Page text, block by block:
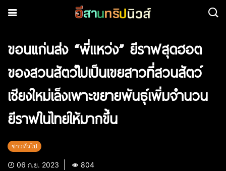
ขอนแก่นส่ง “พี่แหว่ง” ยีราฟสุดฮอต
ของสวนสัตวํไปเป็นเขยสาวที่สวนสัตว์
เชียงใหม่เล็งเพาะขยายพันธุ์เพิ่มจำนวน
ยีราฟในไทยให้มากขึ้น
ข่าวทั่วไป
06 ก.ย. 2023 804